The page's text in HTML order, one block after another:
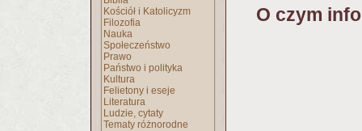
Kościół i Katolicyzm
Filozofia
Nauka
Społeczeństwo
Prawo
Państwo i polityka
Kultura
Felietony i eseje
Literatura
Ludzie, cytaty
Tematy różnorodne
O czym